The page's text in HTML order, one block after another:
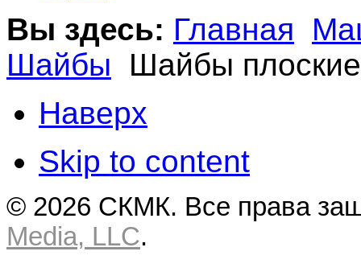
Вы здесь: Главная
Шайбы
Шайбы плоские
Наверх
Skip to content
© 2026 СКМК. Все права
Media, LLC.